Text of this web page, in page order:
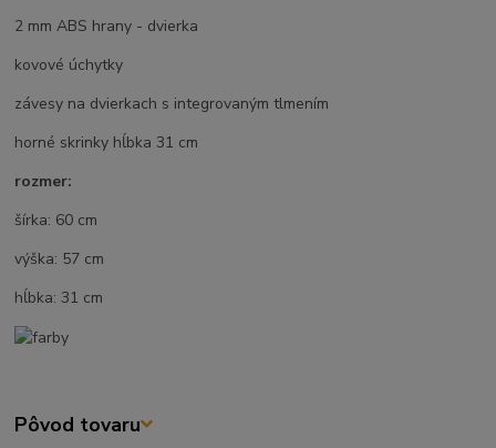
2 mm ABS hrany - dvierka
kovové úchytky
závesy na dvierkach s integrovaným tlmením
horné skrinky hĺbka 31 cm
rozmer:
šírka: 60 cm
výška: 57 cm
hĺbka: 31 cm
Pôvod tovaru